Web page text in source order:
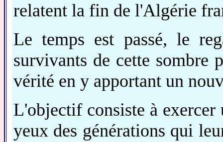
relatent la fin de l'Algérie
Le temps est passé, le
survivants de cette sombre
vérité en y apportant un
L'objectif consiste à
yeux des générations qui